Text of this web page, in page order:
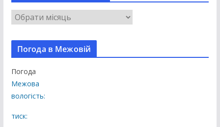
В
с
і
б
л
і
к
Погода в Межовій
Погода
Межова
вологість:
тиск: